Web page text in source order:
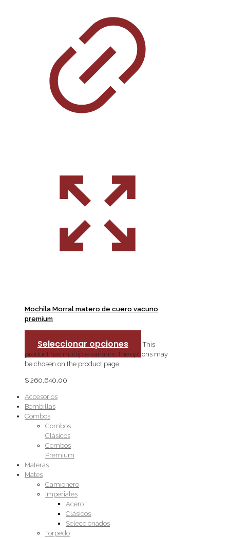
Mochila Morral matero de cuero vacuno
premium
Seleccionar opciones
This
product has multiple variants. The options may
be chosen on the product page
$ 260.640,00
Accesorios
Bombillas
Combos
Combos
Clásicos
Combos
Premium
Materas
Mates
Camionero
Imperiales
Acero
Clásicos
Seleccionados
Torpedo